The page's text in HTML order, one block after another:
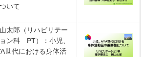
いて
太郎（リハビリテー
ン科 PT）：小児、
世代における身体活